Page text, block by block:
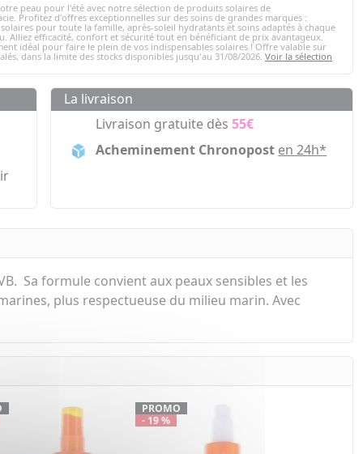
peau pour l'été avec notre sélection de produits solaires de
Profitez d'offres exceptionnelles sur des soins de grandes marques :
pour toute la famille, après-soleil hydratants et soins adaptés à chaque
Alliez efficacité, confort et sécurité tout en bénéficiant de prix avantageux.
idéal pour faire le plein de vos indispensables solaires ! Offre valable sur
dans la limite des stocks disponibles jusqu'au 31/08/2026.Voir la sélection
La livraison
Livraison gratuite dès55€
Acheminement Chronopost en 24h*
Sa formule convient aux peaux sensibles et les
plus respectueuse du milieu marin. Avec
PROMO
- 19 %